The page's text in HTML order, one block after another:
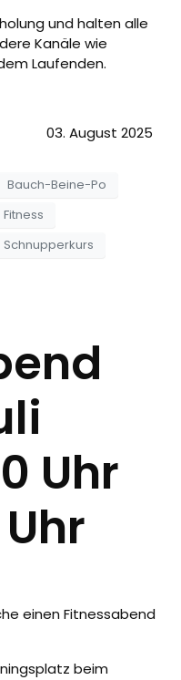
und halten alle
Kanäle wie
Laufenden.
2025
Bauch-Beine-Po
Fitness
Schnupperkurs
Uhr
einen Fitnessabend
beim